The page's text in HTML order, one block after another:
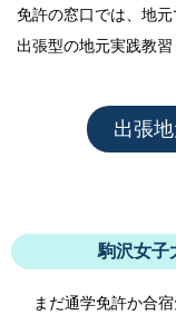
免許の窓口では、地
出張型の地元実践教習
出張
駒沢女子
まだ通学免許か合